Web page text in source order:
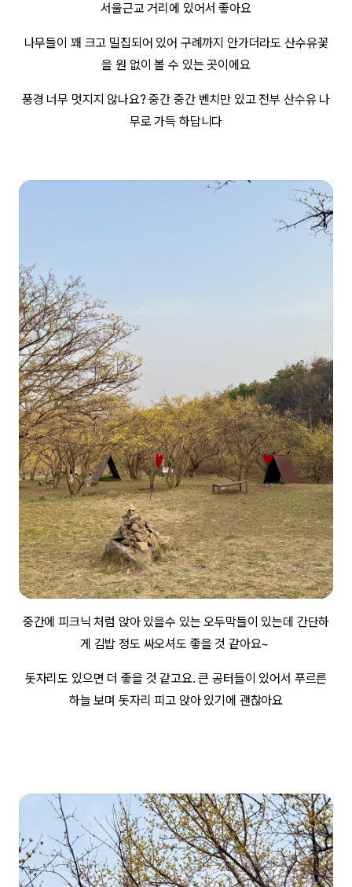
서울근교 거리에 있어서 좋아요
나무들이 꽤 크고 밀집되어 있어 구례까지 안가더라도 산수유꽃
을 원 없이 볼 수 있는 곳이에요
풍경 너무 멋지지 않나요? 중간 중간 벤치만 있고 전부 산수유 나
무로 가득 하답니다
중간에 피크닉 처럼 앉아 있을수 있는 오두막들이 있는데 간단하
게 김밥 정도 싸오셔도 좋을 것 같아요~
돗자리도 있으면 더 좋을 것 같고요. 큰 공터들이 있어서 푸르른
하늘 보며 돗자리 피고 앉아 있기에 괜찮아요